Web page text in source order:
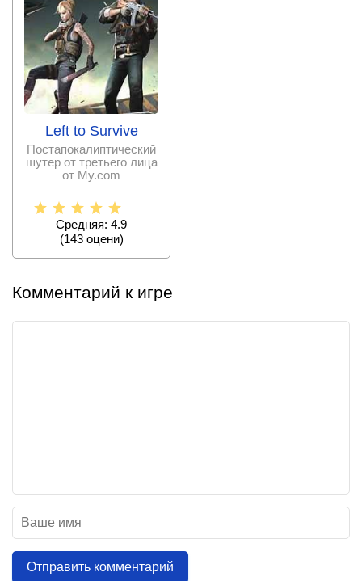
Left to Survive
Постапокалиптический
шутер от третьего лица
от My.com
Средняя: 4.9
(143оцени)
Комментарий к игре
Отправить комментарий